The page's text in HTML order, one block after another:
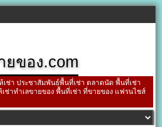
ยของ.com
เช่า ประชาสัมพันธ์พื้นที่เช่า ตลาดนัด พื้นที่เช่า
ช่าทำเลขายของ พื้นที่เช่า ที่ขายของ แฟรนไชส์